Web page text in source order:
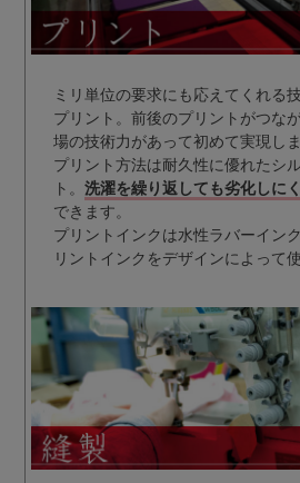
ミリ単位の要求にも応えてくれる
プリント。前後のプリントがつな
場の技術力があって初めて実現しま
プリント方法は耐久性に優れたシ
ト。 洗濯を繰り返しても劣化しに
できます。
プリントインクは水性ラバーイン
リントインクをデザインによって